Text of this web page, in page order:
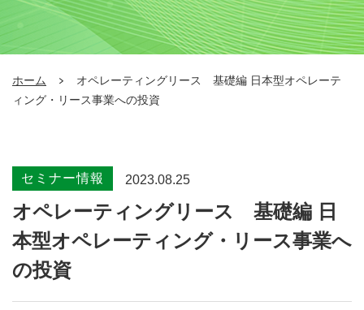
ホーム
オペレーティングリース 基礎編 日本型オペレーテ
ィング・リース事業への投資
セミナー情報 2023.08.25
オペレーティングリース 基礎編 日
本型オペレーティング・リース事業へ
の投資